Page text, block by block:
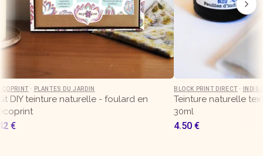
· PLANTES DU JARDIN
DIY teinture naturelle - foulard en
€
BLOCK PRINT DIRECT·
Teinture naturelle
30ml
4.50 €